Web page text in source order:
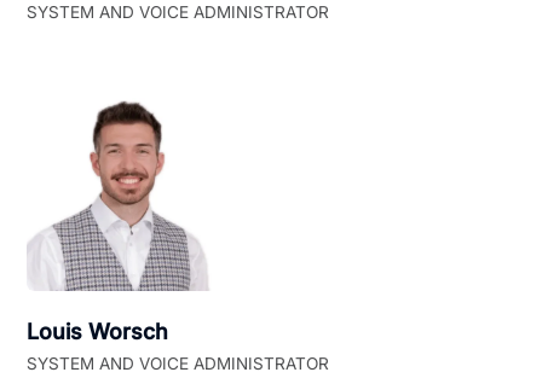
SYSTEM AND VOICE ADMINISTRATOR
Louis Worsch
SYSTEM AND VOICE ADMINISTRATOR